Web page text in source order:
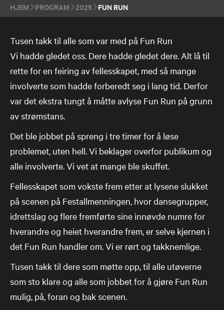
HJEM PROGRAM 2025 FUN RUN
Tusen takk til alle som var med på Fun Run
Vi hadde gledet oss. Dere hadde gledet dere. Alt lå til
rette for en feiring av fellesskapet, med så mange
involverte som hadde forberedt seg i lang tid. Derfor
var det ekstra tungt å måtte avlyse Fun Run på grunn
av strømstans.
Det ble jobbet på spreng i tre timer for å løse
problemet, uten hell. Vi beklager overfor publikum og
alle involverte. Vi vet at mange ble skuffet.
Fellesskapet som vokste frem etter at lysene slukket
på scenen på Festallmenningen, hvor dansegrupper,
idrettslag og flere fremførte sine innøvde numre for
hverandre og heiet hverandre frem, er selve kjernen i
det Fun Run handler om. Vi er rørt og takknemlige.
Tusen takk til dere som møtte opp, til alle utøverne
som sto klare og alle som jobbet for å gjøre Fun Run
mulig, på, foran og bak scenen.